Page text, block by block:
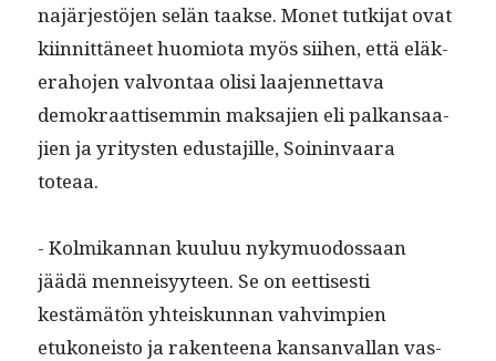
na­jär­jestö­jen selän taakse. Mon­et tutk­i­jat ovat
kiin­nit­täneet huomio­ta myös siihen, että eläk­
er­a­ho­jen valvon­taa olisi laa­jen­net­ta­va
demokraat­tisem­min mak­sajien eli palka­nsaa­
jien ja yri­tys­ten edus­ta­jille, Soin­in­vaara
toteaa.
- Kolmikan­nan kuu­luu nyky­muo­dos­saan
jäädä men­neisyy­teen. Se on eet­tis­es­ti
kestämätön yhteiskun­nan vahvimpi­en
etukoneis­to ja rak­en­teena kansan­val­lan vas­